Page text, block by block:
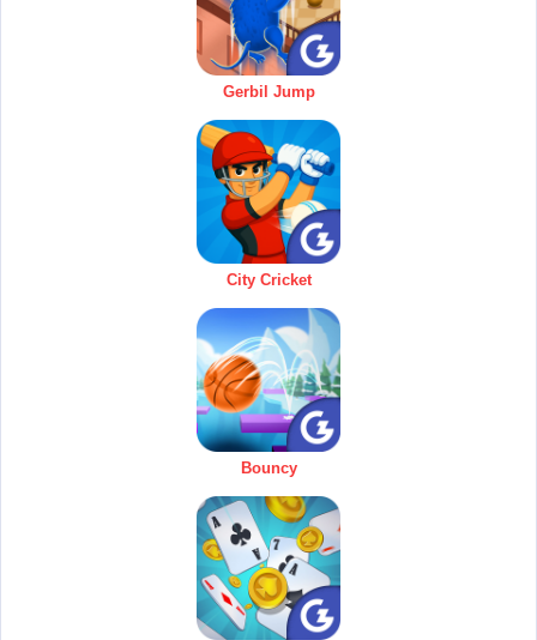
Gerbil Jump
City Cricket
Bouncy